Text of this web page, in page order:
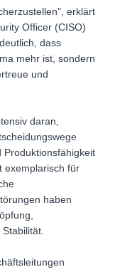
erklärt
Officer (CISO)
dass
mehr ist, sondern
und
daran,
Produktionsfähigkeit
exemplarisch für
haben